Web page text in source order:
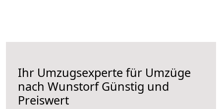
Ihr Umzugsexperte für Umzüge
nach WunstorfGünstig und
Preiswert